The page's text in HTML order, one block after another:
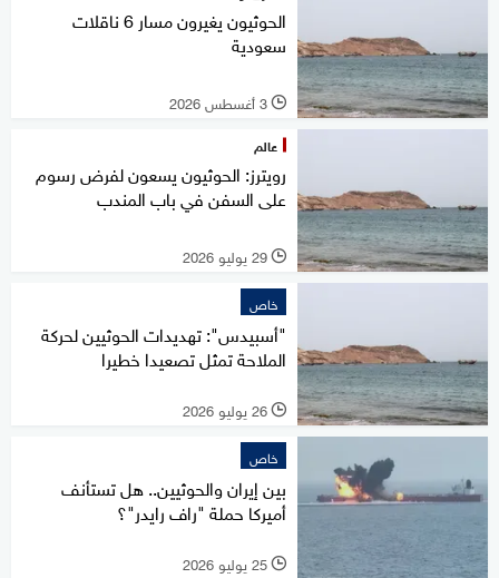
الحوثيون يغيرون مسار 6 ناقلات
سعودية
l 3 أغسطس 2026
عالم
رويترز: الحوثيون يسعون لفرض رسوم
على السفن في باب المندب
l 29 يوليو 2026
خاص
"أسبيدس": تهديدات الحوثيين لحركة
الملاحة تمثل تصعيدا خطيرا
l 26 يوليو 2026
خاص
بين إيران والحوثيين.. هل تستأنف
أميركا حملة "راف رايدر"؟
l 25 يوليو 2026